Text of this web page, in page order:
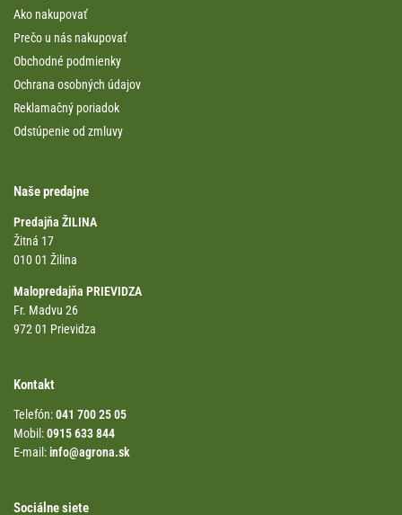
Ako nakupovať
Prečo u nás nakupovať
Obchodné podmienky
Ochrana osobných údajov
Reklamačný poriadok
Odstúpenie od zmluvy
Naše predajne
Predajňa ŽILINA
Žitná 17
010 01 Žilina
Malopredajňa PRIEVIDZA
Fr. Madvu 26
972 01 Prievidza
Kontakt
Telefón:041 700 25 05
Mobil:0915 633 844
E-mail:info@agrona.sk
Sociálne siete